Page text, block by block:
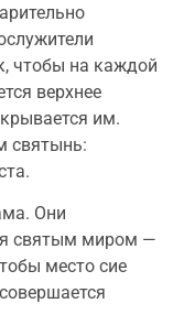
чтобы на каждой
верхнее
им.
святынь:
Они
святым миром —
место сие